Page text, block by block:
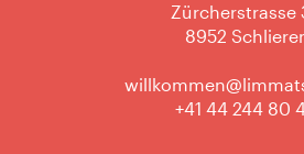
Zürcherstrasse
8952
+41 44 244 80